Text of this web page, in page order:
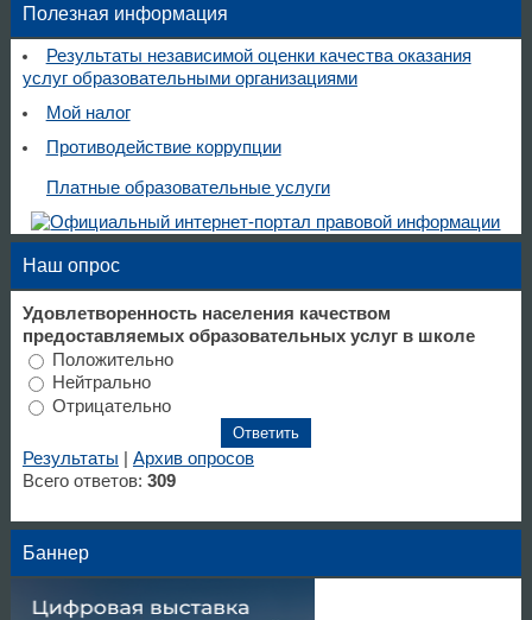
Полезная информация
Результаты независимой оценки качества оказания
услуг образовательными организациями
Мой налог
Противодействие коррупции
Платные образовательные услуги
Наш опрос
Удовлетворенность населения качеством
предоставляемых образовательных услуг в школе
Положительно
Нейтрально
Отрицательно
Результаты | Архив опросов
Всего ответов: 309
Баннер